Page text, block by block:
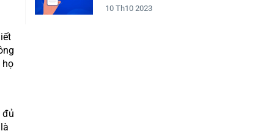
họ
đủ
Trên Điện Thoại
10 Th10 2023